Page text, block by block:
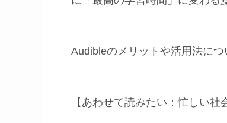
Audibleのメリットや活用法に
【あわせて読みたい：忙しい社